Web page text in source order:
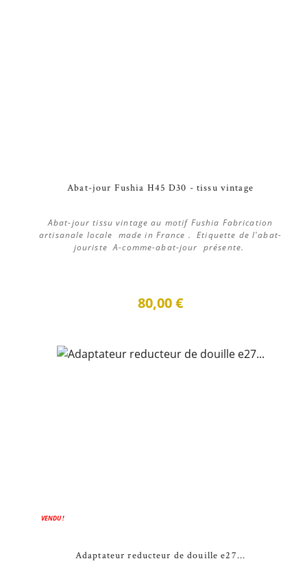
Abat-jour Fushia H45 D30 - tissu vintage
Abat-jour tissu vintage au motif Fushia Fabrication
artisanale locale made in France . Etiquette de l'abat-
jouriste A-comme-abat-jour présente.
80,00 €
VENDU !
Adaptateur reducteur de douille e27...